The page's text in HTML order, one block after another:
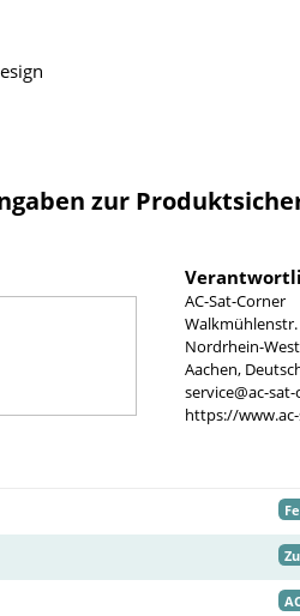
zur
AC-Sat-Corner
Walkmühlenstr.
Nordrhein-
Aachen,
service@ac-
https://